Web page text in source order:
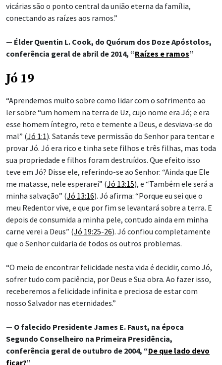
vicárias são o ponto central da união eterna da família,
conectando as raízes aos ramos.”
— Élder Quentin L. Cook, do Quórum dos Doze Apóstolos,
conferência geral de abril de 2014, “Raízes e ramos”
Jó 19
“Aprendemos muito sobre como lidar com o sofrimento ao
ler sobre “um homem na terra de Uz, cujo nome era Jó; e era
esse homem íntegro, reto e temente a Deus, e desviava-se do
mal” (Jó 1:1). Satanás teve permissão do Senhor para tentar e
provar Jó. Jó era rico e tinha sete filhos e três filhas, mas toda
sua propriedade e filhos foram destruídos. Que efeito isso
teve em Jó? Disse ele, referindo-se ao Senhor: “Ainda que Ele
me matasse, nele esperarei” (Jó 13:15), e “Também ele será a
minha salvação” (Jó 13:16). Jó afirma: “Porque eu sei que o
meu Redentor vive, e que por fim se levantará sobre a terra. E
depois de consumida a minha pele, contudo ainda em minha
carne verei a Deus” (Jó 19:25-26). Jó confiou completamente
que o Senhor cuidaria de todos os outros problemas.
“O meio de encontrar felicidade nesta vida é decidir, como Jó,
sofrer tudo com paciência, por Deus e Sua obra. Ao fazer isso,
receberemos a felicidade infinita e preciosa de estar com
nosso Salvador nas eternidades.”
— O falecido Presidente James E. Faust, na época
Segundo Conselheiro na Primeira Presidência,
conferência geral de outubro de 2004, “De que lado devo
ficar?”